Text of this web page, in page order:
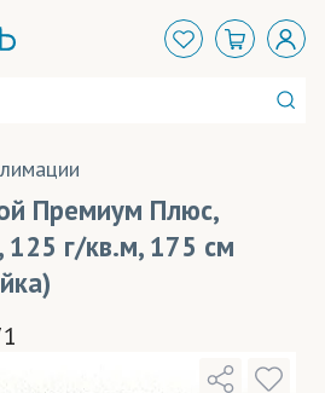
Премиум Плюс,
125 г/кв.м, 175 см